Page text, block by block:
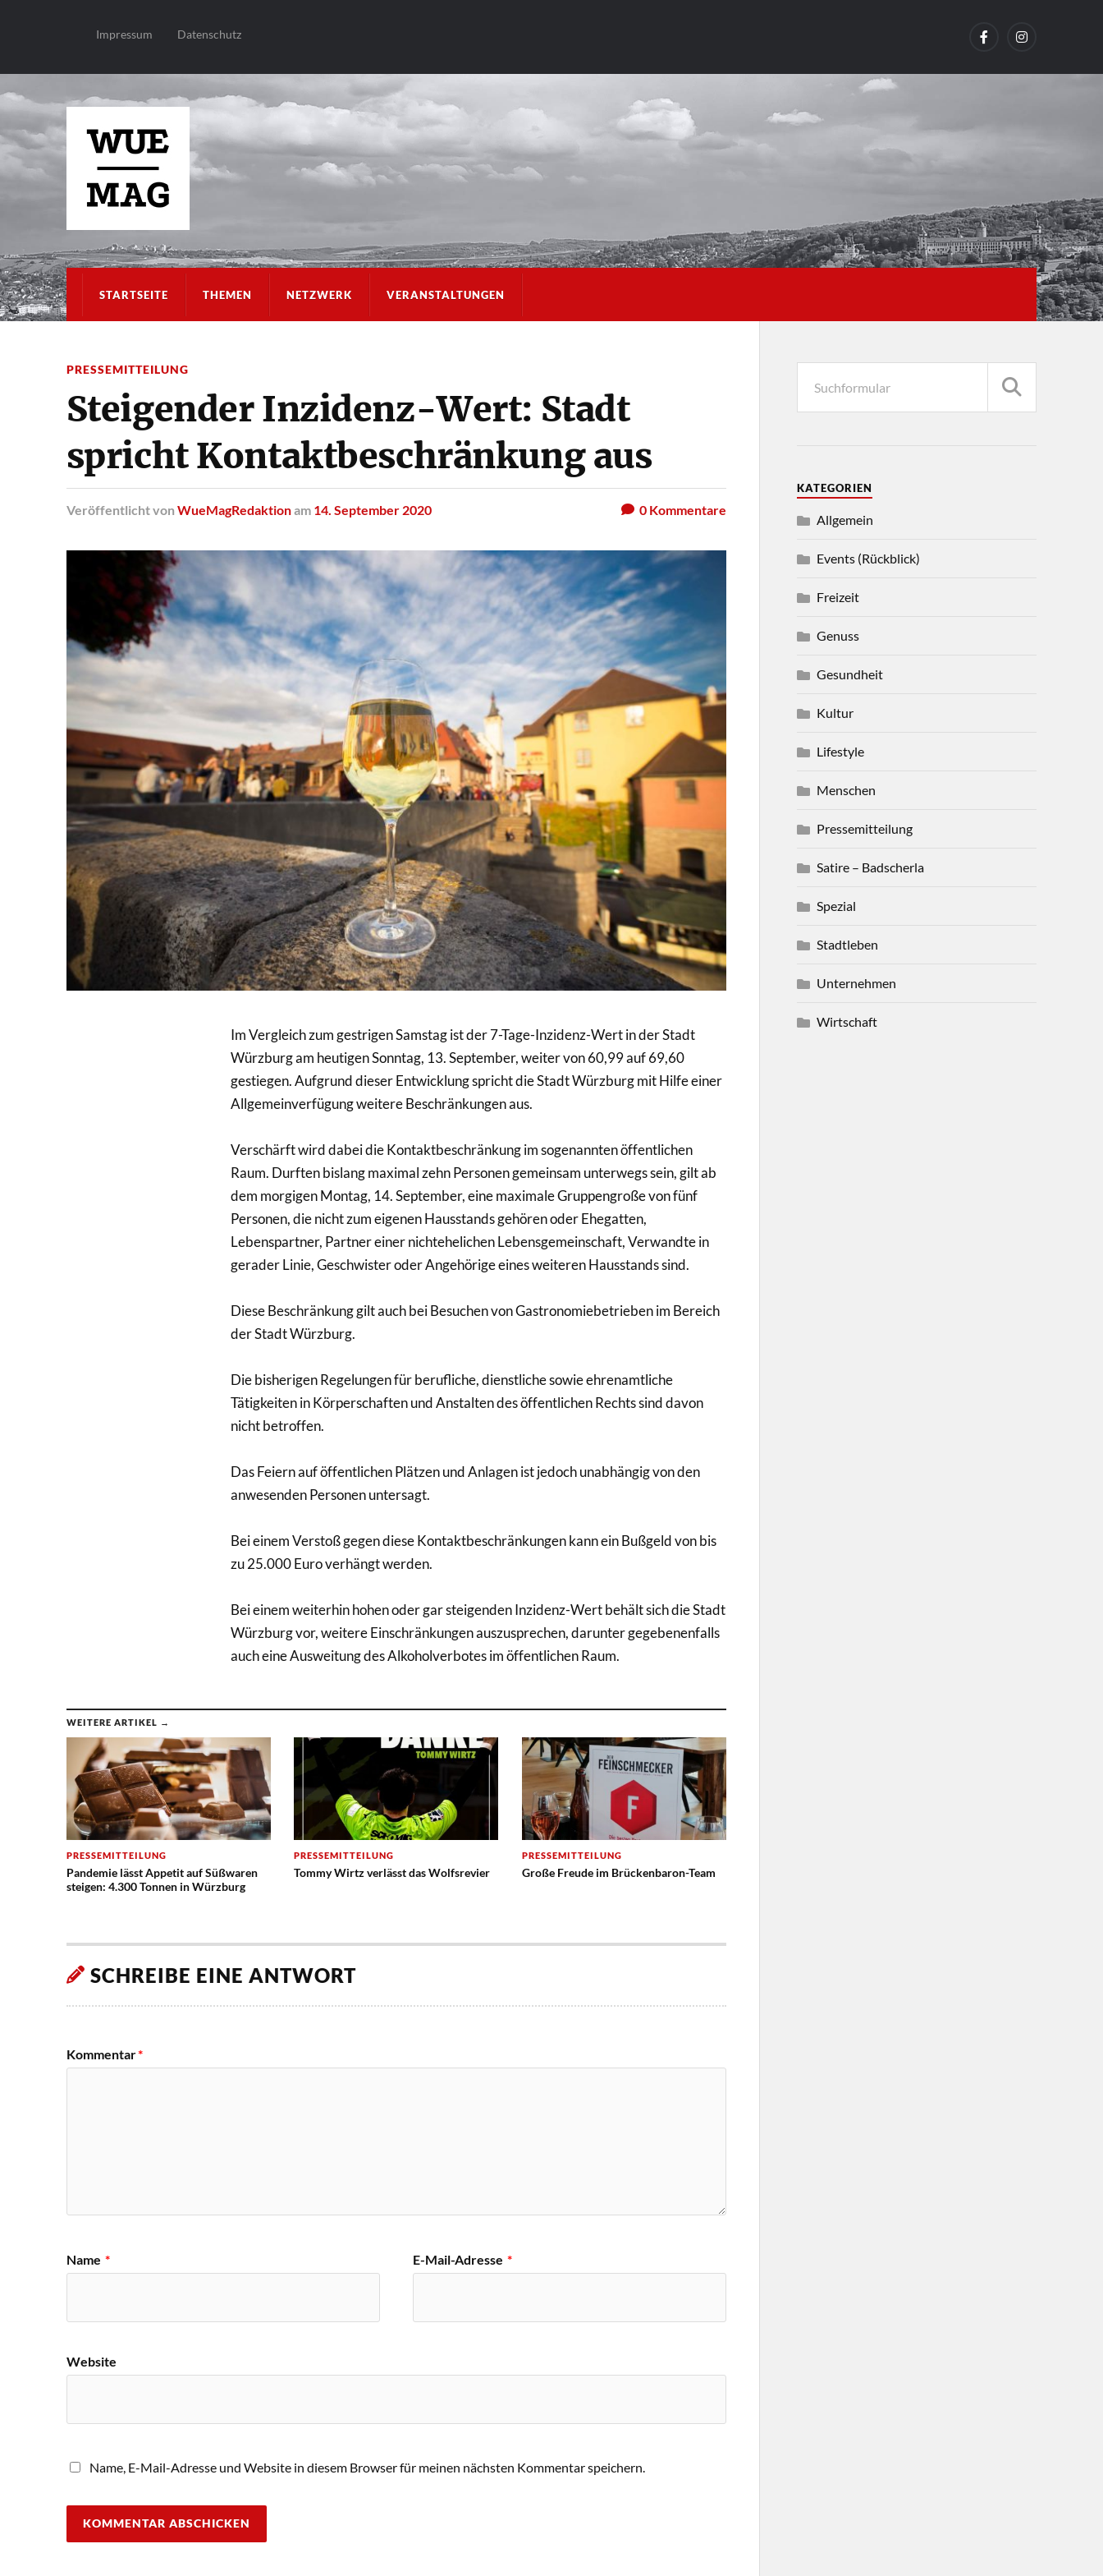
Impressum Datenschutz
STARTSEITE THEMEN NETZWERK VERANSTALTUNGEN
PRESSEMITTEILUNG
Steigender Inzidenz-Wert: Stadt
spricht Kontaktbeschränkung aus
Veröffentlichtvon WueMagRedaktionam 14. September 2020 0Kommentare
Im Vergleich zum gestrigen Samstag ist der 7-Tage-Inzidenz-Wert in der Stadt
Würzburg am heutigen Sonntag, 13. September, weiter von 60,99 auf 69,60
gestiegen. Aufgrund dieser Entwicklung spricht die Stadt Würzburg mit Hilfe einer
Allgemeinverfügung weitere Beschränkungen aus.
Verschärft wird dabei die Kontaktbeschränkung im sogenannten öffentlichen
Raum. Durften bislang maximal zehn Personen gemeinsam unterwegs sein, gilt ab
dem morgigen Montag, 14. September, eine maximale Gruppengroße von fünf
Personen, die nicht zum eigenen Hausstands gehören oder Ehegatten,
Lebenspartner, Partner einer nichtehelichen Lebensgemeinschaft, Verwandte in
gerader Linie, Geschwister oder Angehörige eines weiteren Hausstands sind.
Diese Beschränkung gilt auch bei Besuchen von Gastronomiebetrieben im Bereich
der Stadt Würzburg.
Die bisherigen Regelungen für berufliche, dienstliche sowie ehrenamtliche
Tätigkeiten in Körperschaften und Anstalten des öffentlichen Rechts sind davon
nicht betroffen.
Das Feiern auf öffentlichen Plätzen und Anlagen ist jedoch unabhängig von den
anwesenden Personen untersagt.
Bei einem Verstoß gegen diese Kontaktbeschränkungen kann ein Bußgeld von bis
zu 25.000 Euro verhängt werden.
Bei einem weiterhin hohen oder gar steigenden Inzidenz-Wert behält sich die Stadt
Würzburg vor, weitere Einschränkungen auszusprechen, darunter gegebenenfalls
auch eine Ausweitung des Alkoholverbotes im öffentlichen Raum.
WEITERE ARTIKEL →
PRESSEMITTEILUNG
Pandemie lässt Appetit auf Süßwaren
steigen: 4.300 Tonnen in Würzburg
PRESSEMITTEILUNG
Tommy Wirtz verlässt das Wolfsrevier
PRESSEMITTEILUNG
Große Freude im Brückenbaron-Team
SCHREIBE EINE ANTWORT
Kommentar*
Name * E-Mail-Adresse *
Website
Name, E-Mail-Adresse und Website in diesem Browser für meinen nächsten Kommentar speichern.
KATEGORIEN
Allgemein
Events (Rückblick)
Freizeit
Genuss
Gesundheit
Kultur
Lifestyle
Menschen
Pressemitteilung
Satire – Badscherla
Spezial
Stadtleben
Unternehmen
Wirtschaft